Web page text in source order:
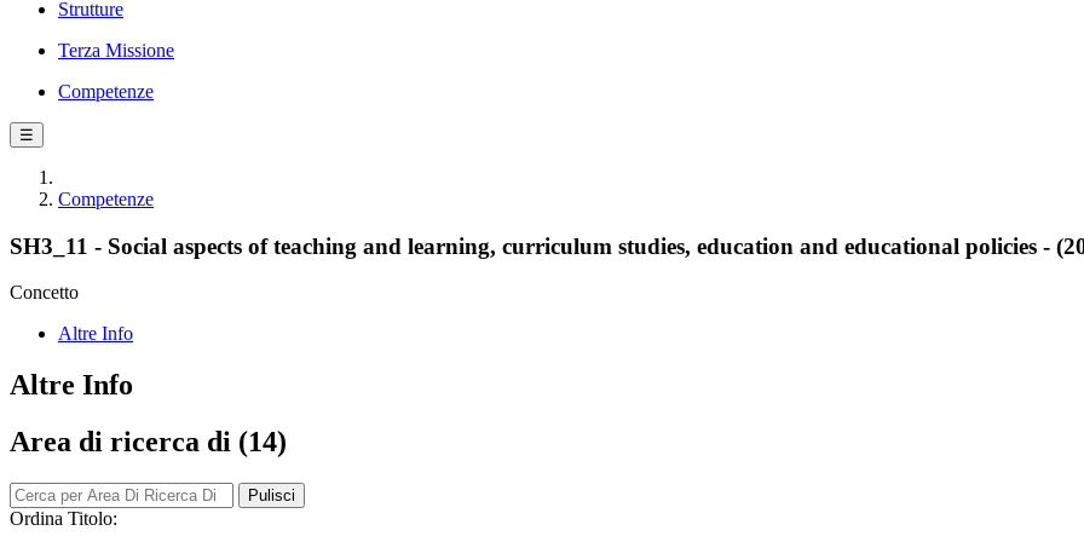
Strutture
Terza Missione
Competenze
☰
Competenze
SH3_11 - Social aspects of teaching and learning, curriculum studies, education and educational policies -
Concetto
Altre Info
Altre Info
Area di ricerca di (14)
Pulisci
Ordina Titolo: